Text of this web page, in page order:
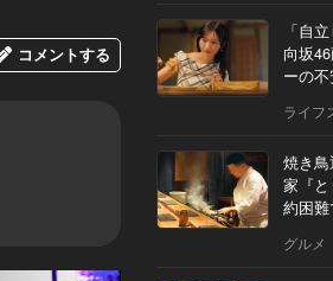
コメントする
「自
向坂
ーの
ライフ
焼き
家『
約困
グルメ